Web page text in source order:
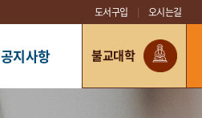
도서구입 오시는길
공지사항 불교대학